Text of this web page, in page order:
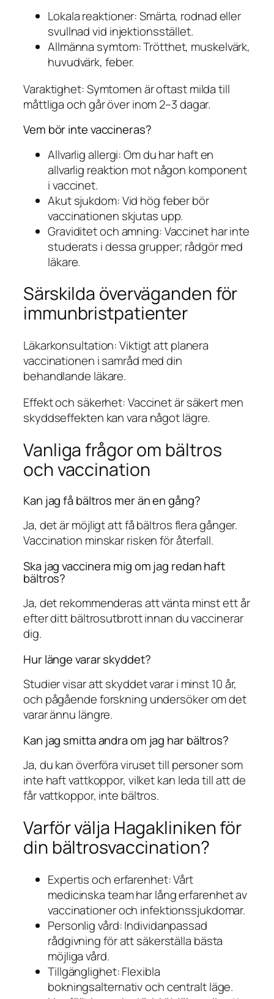
Lokala reaktioner: Smärta, rodnad eller
svullnad vid injektionsstället.
Allmänna symtom: Trötthet, muskelvärk,
huvudvärk, feber.
Varaktighet: Symtomen är oftast milda till
måttliga och går över inom 2–3 dagar.
Vem bör inte vaccineras?
Allvarlig allergi: Om du har haft en
allvarlig reaktion mot någon komponent
i vaccinet.
Akut sjukdom: Vid hög feber bör
vaccinationen skjutas upp.
Graviditet och amning: Vaccinet har inte
studerats i dessa grupper; rådgör med
läkare.
Särskilda överväganden för
immunbristpatienter
Läkarkonsultation: Viktigt att planera
vaccinationen i samråd med din
behandlande läkare.
Effekt och säkerhet: Vaccinet är säkert men
skyddseffekten kan vara något lägre.
Vanliga frågor om bältros
och vaccination
Kan jag få bältros mer än en gång?
Ja, det är möjligt att få bältros flera gånger.
Vaccination minskar risken för återfall.
Ska jag vaccinera mig om jag redan haft
bältros?
Ja, det rekommenderas att vänta minst ett år
efter ditt bältrosutbrott innan du vaccinerar
dig.
Hur länge varar skyddet?
Studier visar att skyddet varar i minst 10 år,
och pågående forskning undersöker om det
varar ännu längre.
Kan jag smitta andra om jag har bältros?
Ja, du kan överföra viruset till personer som
inte haft vattkoppor, vilket kan leda till att de
får vattkoppor, inte bältros.
Varför välja Hagakliniken för
din bältrosvaccination?
Expertis och erfarenhet: Vårt
medicinska team har lång erfarenhet av
vaccinationer och infektionssjukdomar.
Personlig vård: Individanpassad
rådgivning för att säkerställa bästa
möjliga vård.
Tillgänglighet: Flexibla
bokningsalternativ och centralt läge.